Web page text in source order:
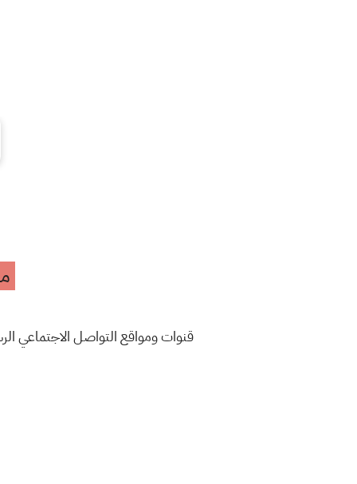
قنوات ومواقع التواصل الاجتماعي